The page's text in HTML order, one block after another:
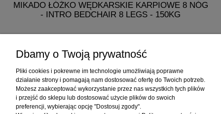
MIKADO ŁÓŻKO WĘDKARSKIE KARPIOWE 8 NÓG
- INTRO BEDCHAIR 8 LEGS - 150KG
do koszyka
Informacje
Dbamy o Twoją prywatność
Pliki cookies i pokrewne im technologie umożliwiają poprawne
działanie strony i pomagają nam dostosować ofertę do Twoich potrzeb.
Możesz zaakceptować wykorzystanie przez nas wszystkich tych plików
i przejść do sklepu lub dostosować użycie plików do swoich
preferencji, wybierając opcję "Dostosuj zgody".